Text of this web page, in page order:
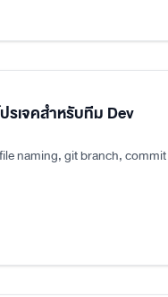
รเจคสำหรับทีม Dev
naming, git branch, commit